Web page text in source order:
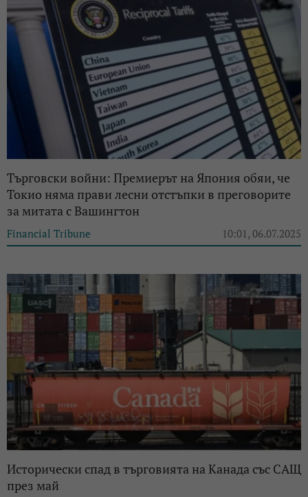
Търговски войни: Премиерът на Япония обяи, че
Токио няма прави лесни отстъпки в преговорите
за митата с Вашингтон
Financial Tribune 10:01, 06.07.2025
Исторически спад в търговията на Канада със САЩ
през май